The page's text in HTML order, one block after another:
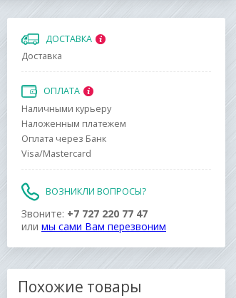
ДОСТАВКА
Доставка
ОПЛАТА
Наличными курьеру
Наложенным платежем
Оплата через Банк
Visa/Mastercard
ВОЗНИКЛИ ВОПРОСЫ?
Звоните: +7 727 220 77 47
или мы сами Вам перезвоним
Похожие товары